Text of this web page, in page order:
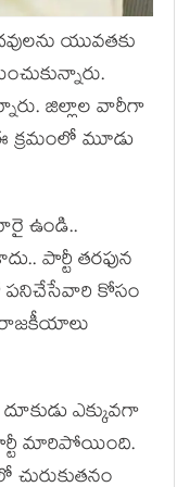
యువ‌త‌కు
జిల్లాల వారీగా
క్ర‌మంలో మూడు
ఉండి..
పార్టీ త‌ర‌ఫున
ప‌నిచేసేవారి కోసం
రాజ‌కీయాలు
ఎక్కువ‌గా
పార్టీ మారిపోయింది.